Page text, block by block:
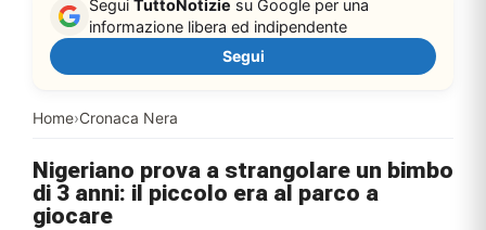
Home›Cronaca Nera
Segui TuttoNotizie su Google per una
informazione libera ed indipendente
Segui
Nigeriano prova a strangolare un bimbo
di 3 anni: il piccolo era al parco a
giocare